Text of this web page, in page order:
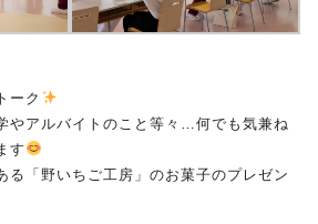
ーク
やアルバイトのこと等々…何でも気兼ね
す
る「野いちご工房」のお菓子のプレゼン